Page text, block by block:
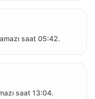
saat 05:42.
saat 13:04.